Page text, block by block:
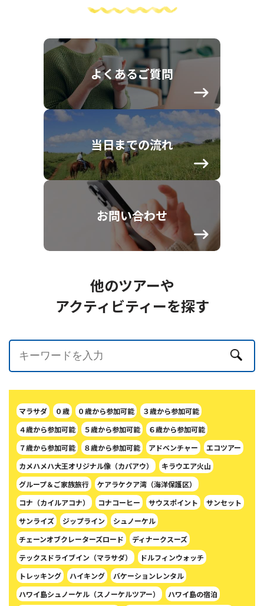
よくあるご質問
当日までの流れ
お問い合わせ
他のツアーや
アクティビティーを探す
マラサダ ０歳 ０歳から参加可能
３歳から参加可能
４歳から参加可能
５歳から参加可能
６歳から参加可能
７歳から参加可能
８歳から参加可能 アドベンチャー
エコツアー
カメハメハ大王オリジナル像（カパアウ）
キラウエア火山
グループ＆ご家族旅行
ケアラケクア湾（海洋保護区）
コナ（カイルアコナ）
コナコーヒー サウスポイント
サンセット
サンライズ
ジップライン
シュノーケル
チェーンオブクレーターズロード
ディナークスーズ
テックスドライブイン（マラサダ）
ドルフィンウォッチ
トレッキング
ハイキング
バケーションレンタル
ハワイ島シュノーケル（スノーケルツアー）
ハワイ島の宿泊